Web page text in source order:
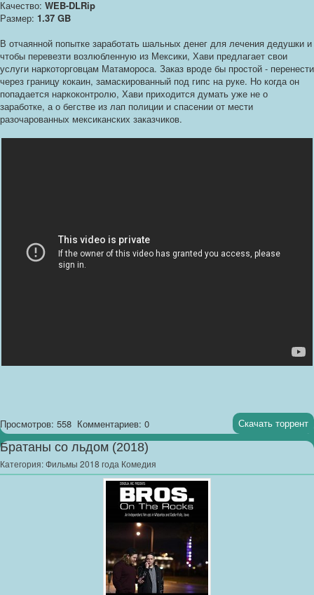
Качество: WEB-DLRip
Размер: 1.37 GB
В отчаянной попытке заработать шальных денег для лечения дедушки и
чтобы перевезти возлюбленную из Мексики, Хави предлагает свои
услуги наркоторговцам Матамороса. Заказ вроде бы простой - перенести
через границу кокаин, замаскированный под гипс на руке. Но когда он
попадается наркоконтролю, Хави приходится думать уже не о
заработке, а о бегстве из лап полиции и спасении от мести
разочарованных мексиканских заказчиков.
Просмотров: 558 Комментариев: 0 Скачать торрент
Братаны со льдом (2018)
Категория:Фильмы 2018 года Комедия